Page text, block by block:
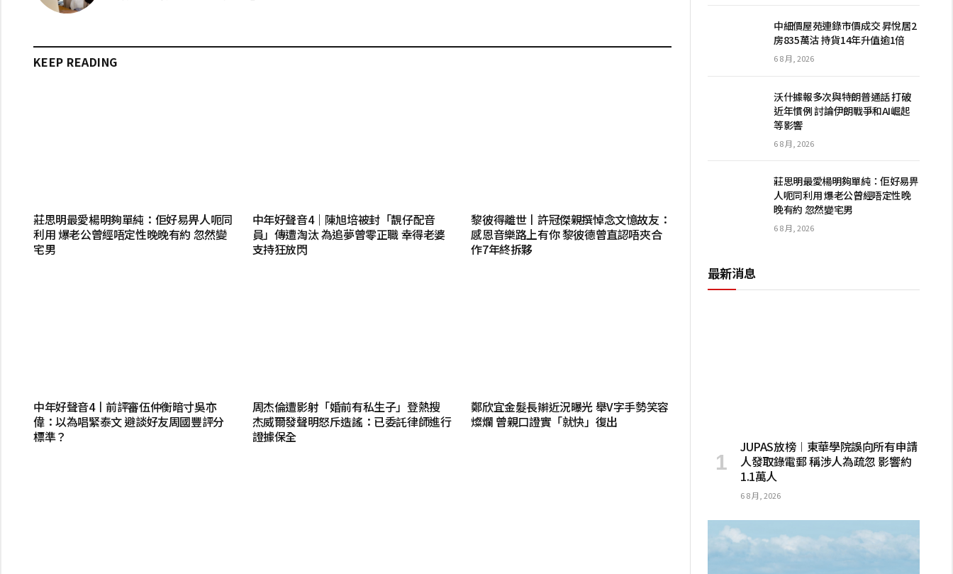
KEEP READING
莊思明最愛楊明夠單純：佢好易畀人呃同
利用 爆老公曾經唔定性晚晚有約 忽然變
宅男
中年好聲音4｜陳旭培被封「靚仔配音
員」傳遭淘汰 為追夢曾零正職 幸得老婆
支持狂放閃
黎彼得離世丨許冠傑親撰悼念文憶故友：
感恩音樂路上有你 黎彼德曾直認唔夾合
作7年終拆夥
中年好聲音4丨前評審伍仲衡暗寸吳亦
偉：以為唱緊泰文 避談好友周國豐評分
標準？
周杰倫遭影射「婚前有私生子」登熱搜
杰威爾發聲明怒斥造謠：已委託律師進行
證據保全
鄭欣宜金髮長辮近況曝光 舉V字手勢笑容
燦爛 曾親口證實「就快」復出
中細價屋苑連錄市價成交 昇悅居2
房835萬沽 持貨14年升值逾1倍
6 8 月, 2026
沃什據報多次與特朗普通話 打破
近年慣例 討論伊朗戰爭和AI崛起
等影響
6 8 月, 2026
莊思明最愛楊明夠單純：佢好易畀
人呃同利用 爆老公曾經唔定性晚
晚有約 忽然變宅男
6 8 月, 2026
最新消息
JUPAS放榜︱東華學院誤向所有申請
人發取錄電郵 稱涉人為疏忽 影響約
1.1萬人
6 8 月, 2026